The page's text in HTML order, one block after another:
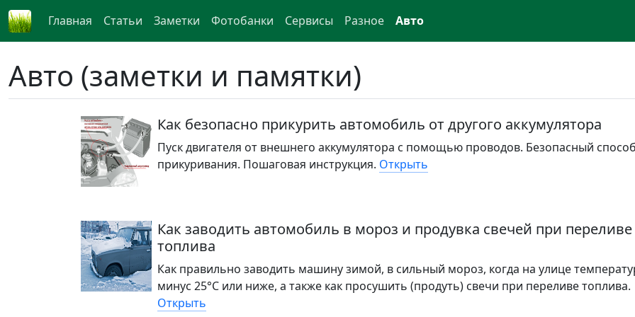
Главная Статьи Заметки Фотобанки Сервисы Разное Авто
Авто (заметки и памятки)
Как безопасно прикурить автомобиль от другого аккумулятора
Пуск двигателя от внешнего аккумулятора с помощью проводов. Безопасный
прикуривания. Пошаговая инструкция. Открыть
Как заводить автомобиль в мороз и продувка свечей при переливе
топлива
Как правильно заводить машину зимой, в сильный мороз, когда на улице
минус 25°C или ниже, а также как просушить (продуть) свечи при переливе топлива.
Открыть